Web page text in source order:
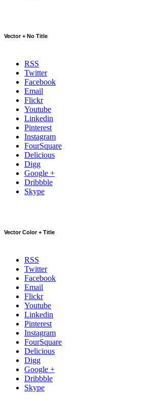
Vector + No Title
RSS
Twitter
Facebook
Email
Flickr
Youtube
Linkedin
Pinterest
Instagram
FourSquare
Delicious
Digg
Google +
Dribbble
Skype
Vector Color + Title
RSS
Twitter
Facebook
Email
Flickr
Youtube
Linkedin
Pinterest
Instagram
FourSquare
Delicious
Digg
Google +
Dribbble
Skype